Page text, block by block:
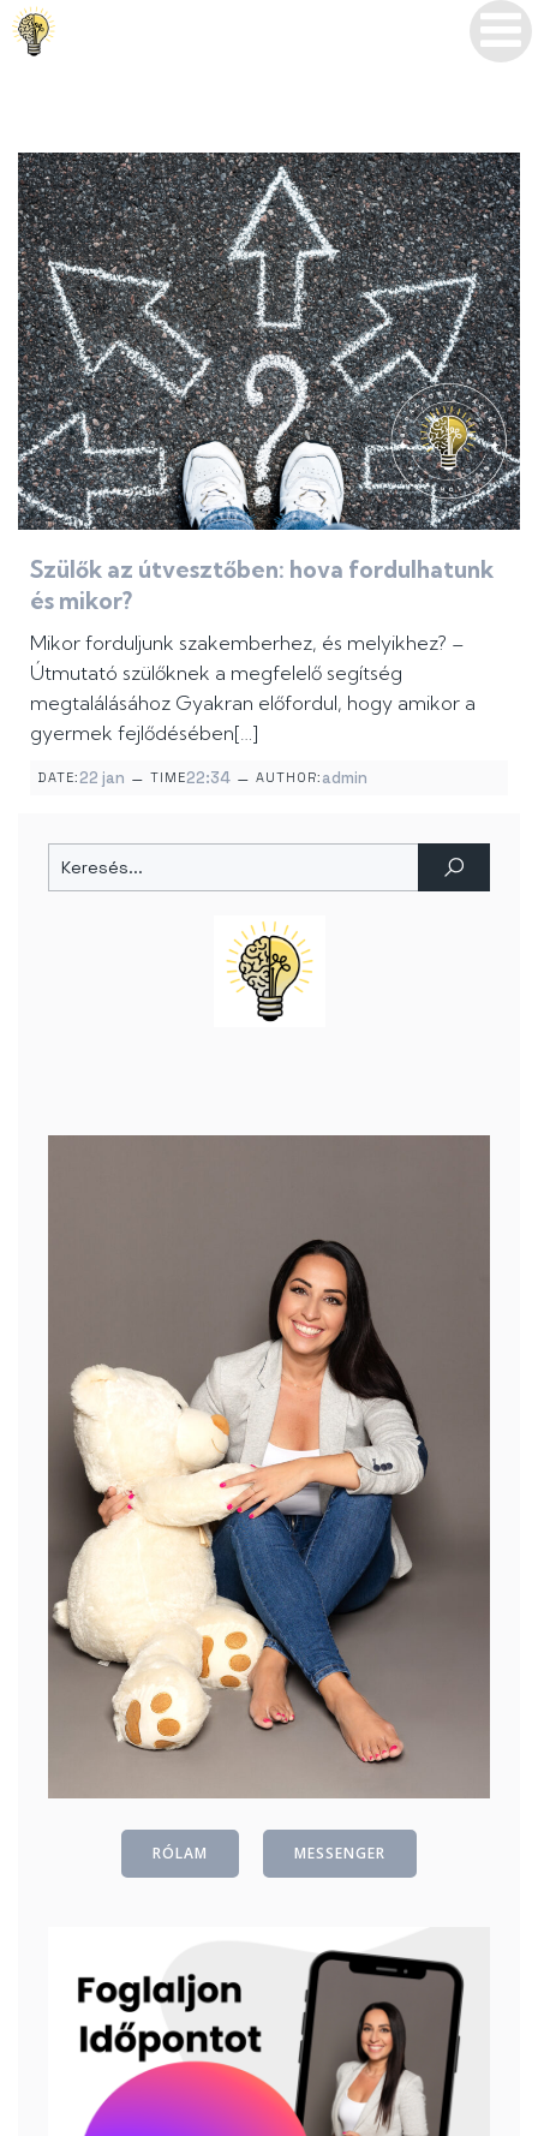
Szülők az útvesztőben: hova fordulhatunk
és mikor?
Mikor forduljunk szakemberhez, és melyikhez? –
Útmutató szülőknek a megfelelő segítség
megtalálásához Gyakran előfordul, hogy amikor a
gyermek fejlődésében[…]
DATE:22 jan – TIME22:34 – AUTHOR: admin
RÓLAM MESSENGER